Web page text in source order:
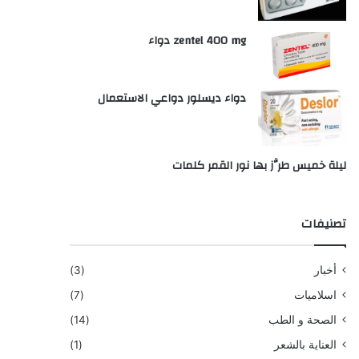
zentel 400 mg دواء
دواء ديسلور دواعي الاستعمال
ليلة خميس طرَّز بها نور القمر كلمات
تصنيفات
أخبار
(3)
اسلاميات
(7)
الصحة و الطب
(14)
العناية بالشعر
(1)